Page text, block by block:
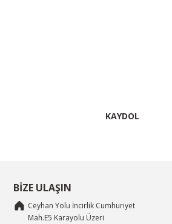
KAYDOL
BİZE ULAŞIN
Ceyhan Yolu İncirlik Cumhuriyet
Mah.E5 Karayolu Üzeri